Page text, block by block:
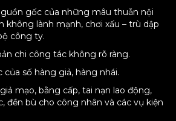
gốc của những mâu thuẫn nội
không lành mạnh, chơi xấu – trù dập
công ty.
chi công tác không rõ ràng.
số hàng giả, hàng nhái.
mạo, bằng cấp, tai nạn lao động,
đền bù cho công nhân và các vụ kiện